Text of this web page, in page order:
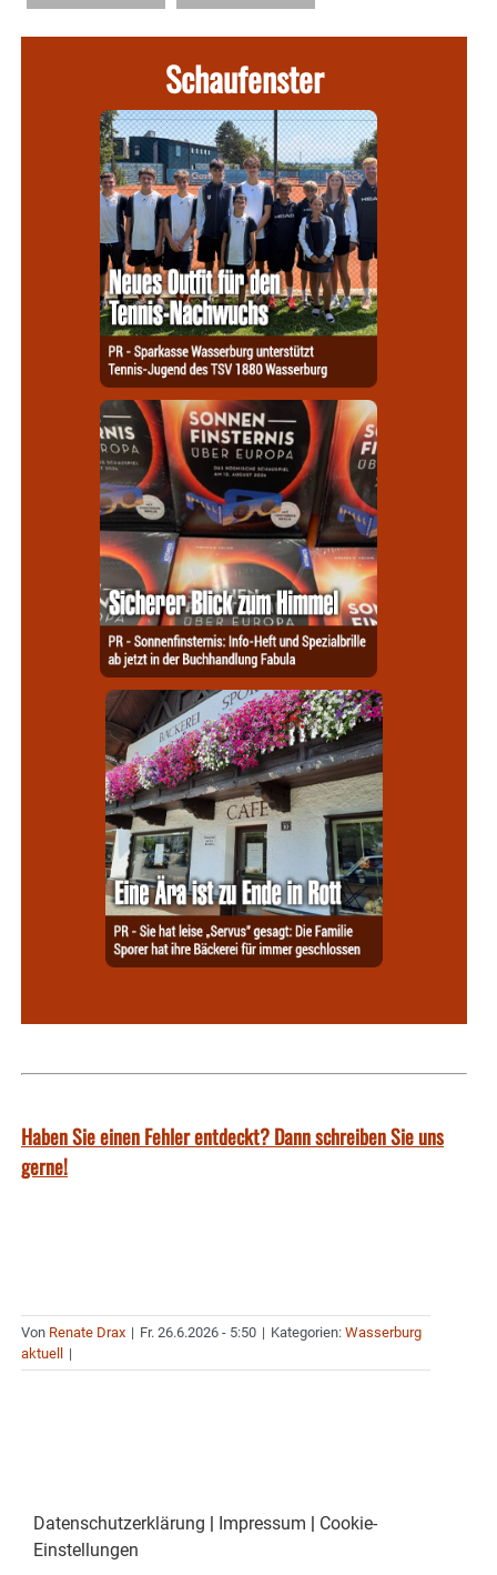
Schaufenster
Haben Sie einen Fehler entdeckt? Dann schreiben Sie uns
gerne!
Von Renate Drax | Fr. 26.6.2026 - 5:50 | Kategorien: Wasserburg
aktuell
|
Datenschutzerklärung | Impressum | Cookie-
Einstellungen